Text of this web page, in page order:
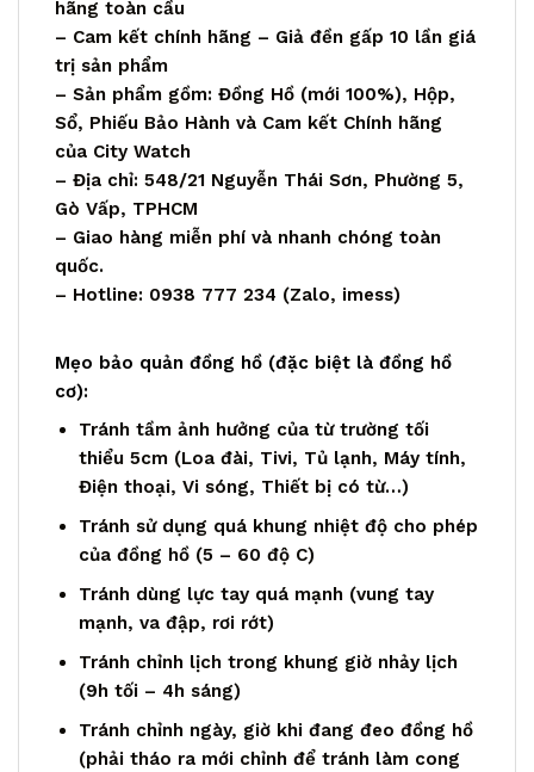
hãng toàn cầu
– Cam kết chính hãng – Giả đền gấp 10 lần giá
trị sản phẩm
– Sản phẩm gồm: Đồng Hồ (mới 100%), Hộp,
Sổ, Phiếu Bảo Hành và Cam kết Chính hãng
của City Watch
– Địa chỉ: 548/21 Nguyễn Thái Sơn, Phường 5,
Gò Vấp, TPHCM
– Giao hàng miễn phí và nhanh chóng toàn
quốc.
– Hotline: 0938 777 234 (Zalo, imess)
Mẹo bảo quản đồng hồ (đặc biệt là đồng hồ
cơ):
Tránh tầm ảnh hưởng của từ trường tối
thiểu 5cm (Loa đài, Tivi, Tủ lạnh, Máy tính,
Điện thoại, Vi sóng, Thiết bị có từ…)
Tránh sử dụng quá khung nhiệt độ cho phép
của đồng hồ (5 – 60 độ C)
Tránh dùng lực tay quá mạnh (vung tay
mạnh, va đập, rơi rớt)
Tránh chỉnh lịch trong khung giờ nhảy lịch
(9h tối – 4h sáng)
Tránh chỉnh ngày, giờ khi đang đeo đồng hồ
(phải tháo ra mới chỉnh để tránh làm cong